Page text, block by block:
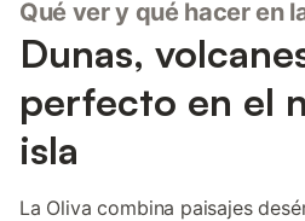
Qué ver y qué hacer en
Dunas,
perfecto en el
isla
La Oliva combina paisajes